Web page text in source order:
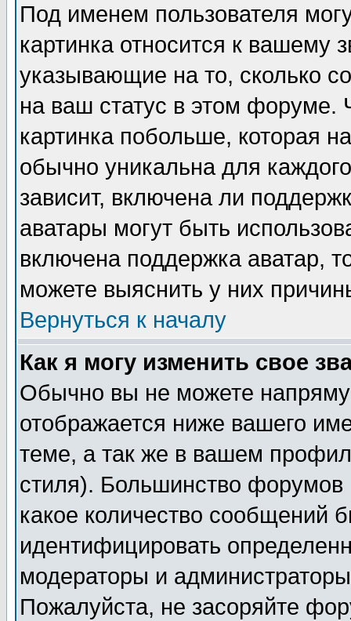
Под именем пользователя
картинка относится к вашему
указывающие на то, сколько
на ваш статус в этом форуме.
картинка побольше, которая
обычно уникальна для
зависит, включена ли
аватары могут быть
включена поддержка аватар,
можете выяснить у них
Вернуться к началу
Как я могу изменить свое
Обычно вы не можете
отображается ниже вашего
теме, а так же в вашем
стиля). Большинство форумов
какое количество сообщений
идентифицировать
модераторы и
Пожалуйста, не засоряйте